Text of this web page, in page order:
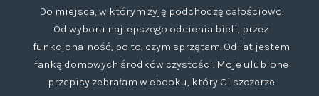
Do miejsca, w którym żyję podchodzę całościowo.
Od wyboru najlepszego odcienia bieli, przez
funkcjonalność, po to, czym sprzątam. Od lat jestem
fanką domowych środków czystości. Moje ulubione
przepisy zebrałam w ebooku, który Ci szczerze